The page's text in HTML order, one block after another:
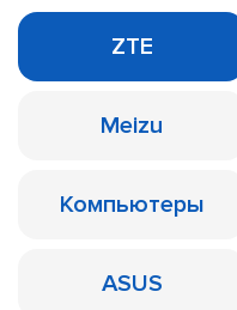
ZTE
Meizu
Компьютеры
ASUS